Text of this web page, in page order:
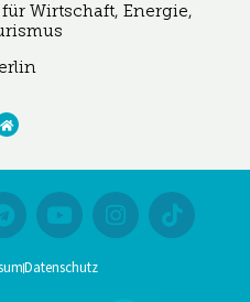
Wirtschaft, Energie,
Datenschutz